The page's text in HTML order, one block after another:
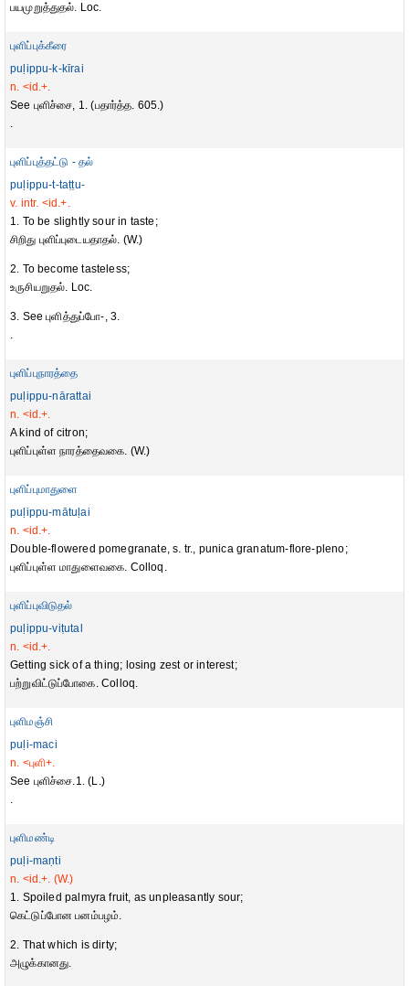
பயமுறுத்துதல். Loc.
புளிப்புக்கீரை
puḷippu-k-kīrai
n. <id.+.
See புளிச்சை, 1. (பதார்த்த. 605.)
.
புளிப்புத்தட்டு - தல்
puḷippu-t-taṭṭu-
v. intr. <id.+.
1. To be slightly sour in taste;
சிறிது புளிப்புடையதாதல். (W.)
2. To become tasteless;
உருசியறுதல். Loc.
3. See புளித்துப்போ-, 3.
.
புளிப்புநாரத்தை
puḷippu-nārattai
n. <id.+.
A kind of citron;
புளிப்புள்ள நாரத்தைவகை. (W.)
புளிப்புமாதுளை
puḷippu-mātuḷai
n. <id.+.
Double-flowered pomegranate, s. tr., punica granatum-flore-pleno;
புளிப்புள்ள மாதுளைவகை. Colloq.
புளிப்புவிடுதல்
puḷippu-viṭutal
n. <id.+.
Getting sick of a thing; losing zest or interest;
பற்றுவிட்டுப்போகை. Colloq.
புளிமஞ்சி
puḷi-maci
n. <புளி+.
See புளிச்சை.1. (L.)
.
புளிமண்டி
puḷi-maṇti
n. <id.+. (W.)
1. Spoiled palmyra fruit, as unpleasantly sour;
கெட்டுப்போன பனம்பழம்.
2. That which is dirty;
அழுக்கானது.